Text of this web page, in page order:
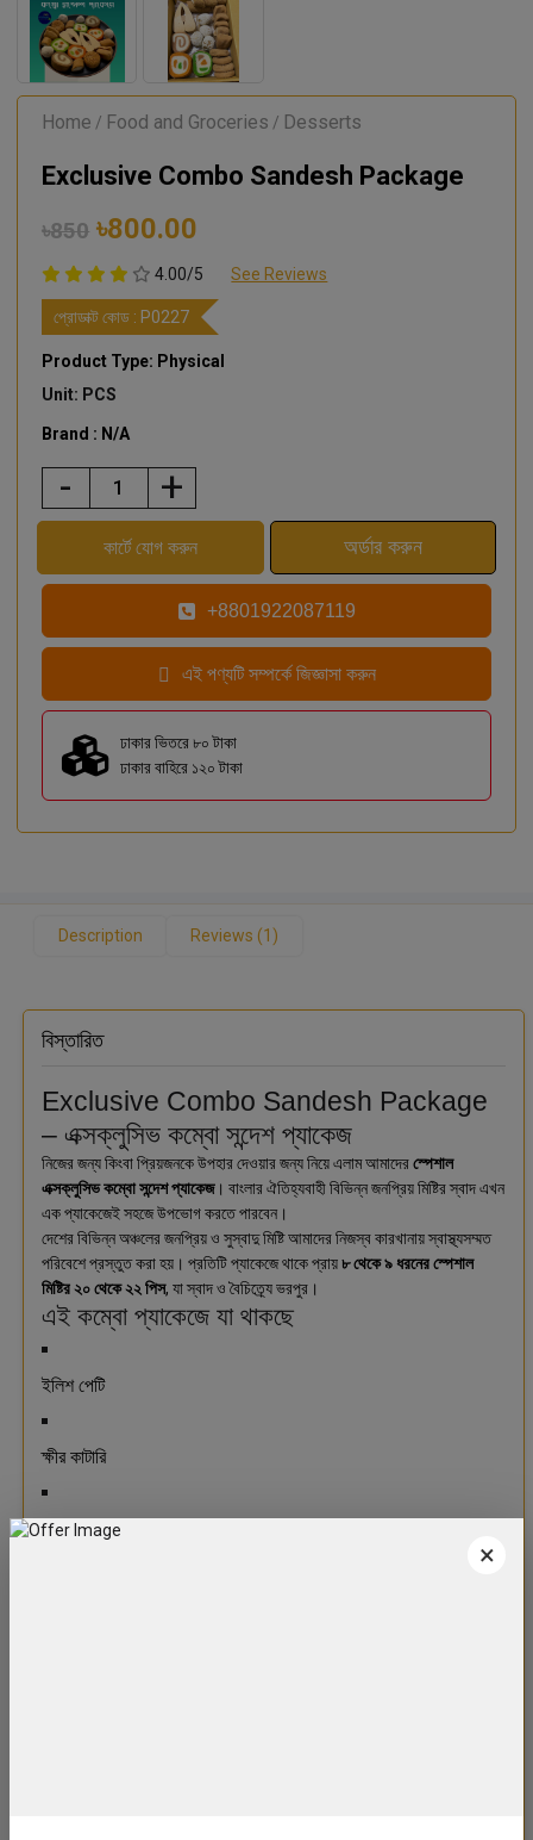
Home / Food and Groceries / Desserts
Exclusive Combo Sandesh Package
৳850 ৳800.00
4.00/5 See Reviews
প্রোডাক্ট কোড : P0227
Product Type: Physical
Unit: PCS
Brand : N/A
- +
+8801922087119
এই পণ্যটি সম্পর্কে জিজ্ঞাসা করুন
ঢাকার ভিতরে ৮০ টাকা
ঢাকার বাহিরে ১২০ টাকা
Description Reviews (1)
বিস্তারিত
Exclusive Combo Sandesh Package
– এক্সক্লুসিভ কম্বো সন্দেশ প্যাকেজ
নিজের জন্য কিংবা প্রিয়জনকে উপহার দেওয়ার জন্য নিয়ে এলাম আমাদেরস্পেশাল
এক্সক্লুসিভ কম্বো সন্দেশ প্যাকেজ। বাংলার ঐতিহ্যবাহী বিভিন্ন জনপ্রিয় মিষ্টির স্বাদ এখন
এক প্যাকেজেই সহজে উপভোগ করতে পারবেন।
দেশের বিভিন্ন অঞ্চলের জনপ্রিয় ও সুস্বাদু মিষ্টি আমাদের নিজস্ব কারখানায় স্বাস্থ্যসম্মত
পরিবেশে প্রস্তুত করা হয়। প্রতিটি প্যাকেজে থাকে প্রায়৮ থেকে ৯ ধরনের স্পেশাল
মিষ্টির ২০ থেকে ২২ পিস, যা স্বাদ ও বৈচিত্র্যে ভরপুর।
এই কম্বো প্যাকেজে যা থাকছে
ইলিশ পেটি
ক্ষীর কাটারি
প্যারা সন্দেশ
×